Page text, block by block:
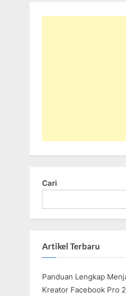
Cari
Artikel Terbaru
Panduan Lengkap
Kreator Facebook Pro